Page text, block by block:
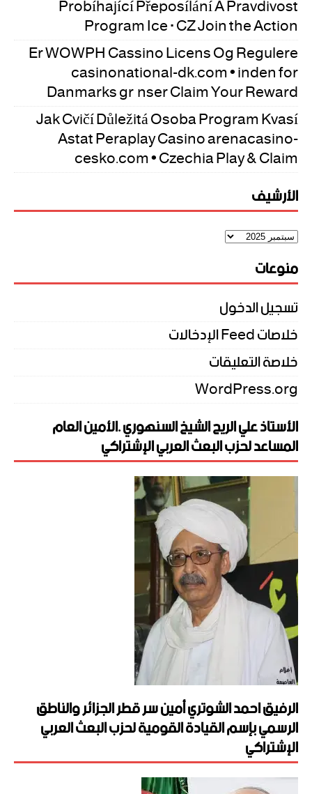
Program Ice · CZ Join the Action
Er WOWPH Cassino Licens Og Regulere
casinonational-dk.com • inden for
Danmarks grænser Claim Your Reward
Jak Cvičí Důležitá Osoba Program Kvasí
Astat Peraplay Casino arenacasino-
cesko.com • Czechia Play & Claim
الأرشيف
منوعات
تسجيل الدخول
خلاصات Feed الإدخالات
خلاصة التعليقات
WordPress.org
الأستاذ علي الريح الشيخ السنهوري .الأمين العام
المساعد لحزب البعث العربي الإشتراكي
الرفيق احمد الشوتري أمين سر قطر الجزائر والناطق
الرسمي بإسم القيادة القومية لحزب البعث العربي
الإشتراكي